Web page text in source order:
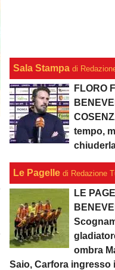
Sala Stampa di
FLORO
tempo,
Le Pagelle di Redazione
LE
ombra
Saio, Carfora ingresso